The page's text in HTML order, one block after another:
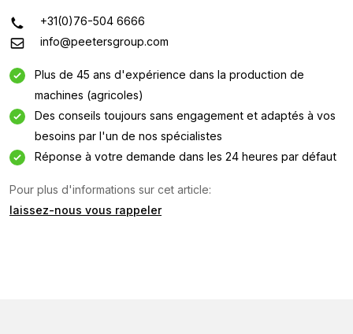
+31(0)76-504 6666
info@peetersgroup.com
Plus de 45 ans d'expérience dans la production de
machines (agricoles)
Des conseils toujours sans engagement et adaptés à vos
besoins par l'un de nos spécialistes
Réponse à votre demande dans les 24 heures par défaut
Pour plus d'informations sur cet article:
laissez-nous vous rappeler
Demande d'information